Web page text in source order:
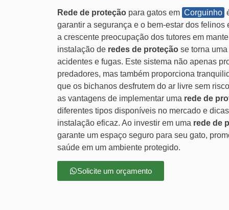
Rede de proteção para gatos em Corguinho
garantir a segurança e o bem-estar dos felinos
a crescente preocupação dos tutores em
instalação de redes de proteção se torna
acidentes e fugas. Este sistema não apenas
predadores, mas também proporciona
que os bichanos desfrutem do ar livre sem
as vantagens de implementar uma rede de
diferentes tipos disponíveis no mercado e
instalação eficaz. Ao investir em uma rede de
garante um espaço seguro para seu gato,
saúde em um ambiente protegido.
Solicite um orçamento